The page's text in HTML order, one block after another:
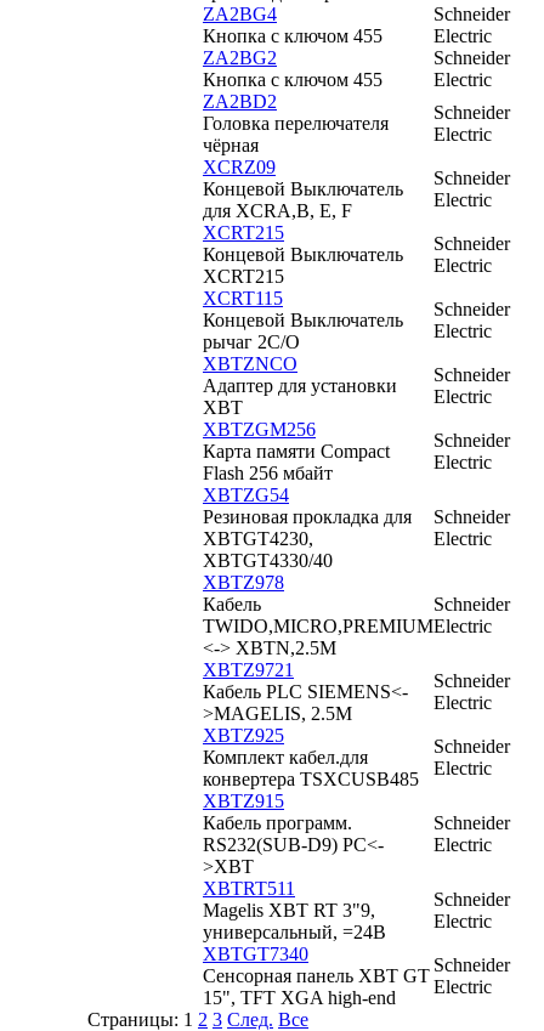
ZA2BG4
Кнопка с ключом 455
Schneider
Electric
ZA2BG2
Кнопка с ключом 455
Schneider
Electric
ZA2BD2
Головка перелючателя
чёрная
Schneider
Electric
XCRZ09
Концевой Выключатель
для XCRA,B, E, F
Schneider
Electric
XCRT215
Концевой Выключатель
XCRT215
Schneider
Electric
XCRT115
Концевой Выключатель
рычаг 2C/O
Schneider
Electric
XBTZNCO
Адаптер для установки
XBT
Schneider
Electric
XBTZGM256
Карта памяти Compact
Flash 256 мбайт
Schneider
Electric
XBTZG54
Резиновая прокладка для
XBTGT4230,
XBTGT4330/40
Schneider
Electric
XBTZ978
Кабель
TWIDO,MICRO,PREMIUM
<-> XBTN,2.5M
Schneider
Electric
XBTZ9721
Кабель PLC SIEMENS<-
>MAGELIS, 2.5М
Schneider
Electric
XBTZ925
Комплект кабел.для
конвертера TSXCUSB485
Schneider
Electric
XBTZ915
Кабель программ.
RS232(SUB-D9) PC<-
>XBT
Schneider
Electric
XBTRT511
Magelis XBT RT 3"9,
универсальный, =24В
Schneider
Electric
XBTGT7340
Сенсорная панель XBT GT
15", TFT XGA high-end
Schneider
Electric
Страницы: 1 2 3 След. Все